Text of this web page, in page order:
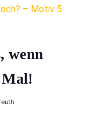
wenn
Mal!